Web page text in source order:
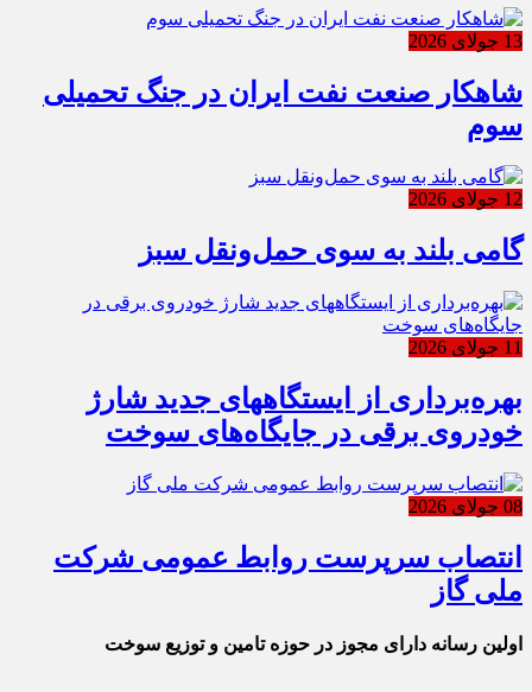
13 جولای 2026
شاهکار صنعت نفت ایران در جنگ تحمیلی
سوم
12 جولای 2026
گامی بلند به سوی حمل‌ونقل سبز
11 جولای 2026
بهره‌برداری از ایستگاههای جدید شارژ
خودروی برقی در جایگاه‌های سوخت
08 جولای 2026
انتصاب سرپرست روابط عمومی شرکت
ملی گاز
اولین رسانه دارای مجوز در حوزه تامین و توزیع سوخت